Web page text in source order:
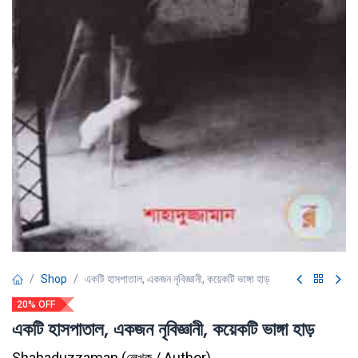
Shop একটি হাসপাতাল, একজন নৃবিজ্ঞানী, কয়েকটি ভাঙ্গা হাড়
20% OFF
একটি হাসপাতাল, একজন নৃবিজ্ঞানী, কয়েকটি ভাঙ্গা হাড়